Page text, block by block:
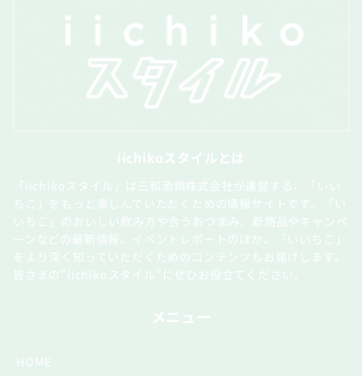
iichikoスタイルとは
「iichikoスタイル」は三和酒類株式会社が運営する、「いい
ちこ」をもっと楽しんでいただくための情報サイトです。「い
いちこ」のおいしい飲み方や合うおつまみ、新商品やキャンペ
ーンなどの最新情報、イベントレポートのほか、「いいちこ」
をより深く知っていただくためのコンテンツもお届けします。
皆さまの“iichikoスタイル”にぜひお役立てください。
メニュー
HOME